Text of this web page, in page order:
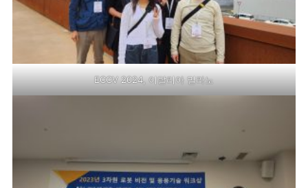
ECCV 2024, 이탈리아 밀라노